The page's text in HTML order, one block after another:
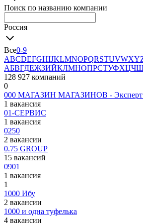
Поиск по названию компании
Россия
Все0-9
ABCDEFGHIJKLMNOPQRSTUVWXY
АБВГДЕЖЗИЙКЛМНОПРСТУФХЦЧ
128 927 компаний
0
000 МАГАЗИН МАГАЗИНОВ - Эксперт
1 вакансия
01-СЕРВИС
1 вакансия
0250
2 вакансии
0.75 GROUP
15 вакансий
0901
1 вакансия
1
1000 Ибу
2 вакансии
1000 и одна туфелька
4 вакансии